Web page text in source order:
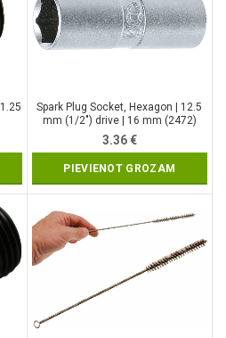
Spark Plug Socket, Hexagon | 12.5
mm (1/2″) drive | 16 mm (2472)
3.36€
PIEVIENOT GROZAM